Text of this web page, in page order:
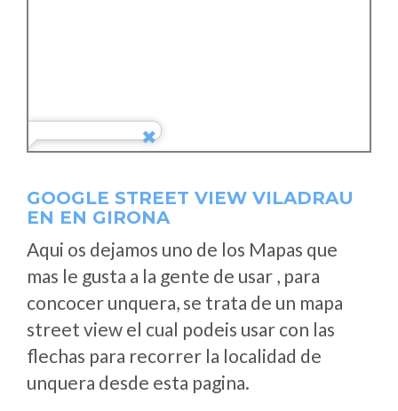
GOOGLE STREET VIEW VILADRAU
EN EN GIRONA
Aqui os dejamos uno de los Mapas que
mas le gusta a la gente de usar , para
concocer unquera, se trata de un mapa
street view el cual podeis usar con las
flechas para recorrer la localidad de
unquera desde esta pagina.